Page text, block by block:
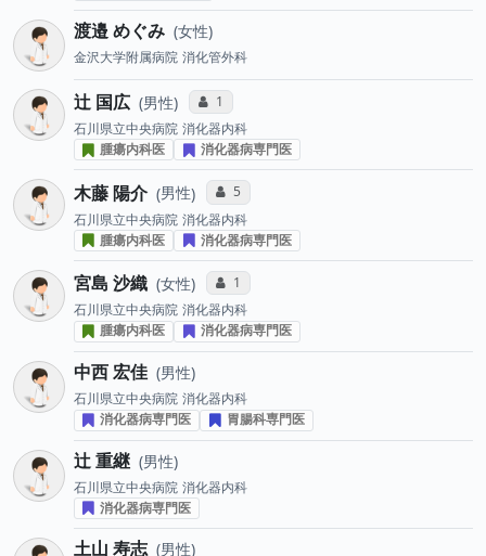
渡邉 めぐみ 女性
金沢大学附属病院 消化管外科
辻 国広 男性 コミュニケーション・タイプ投票数
1
石川県立中央病院 消化器内科
腫瘍内科医
消化器病専門医
木藤 陽介 男性 コミュニケーション・タイプ投票数
5
石川県立中央病院 消化器内科
腫瘍内科医
消化器病専門医
宮島 沙織 女性 コミュニケーション・タイプ投票数
1
石川県立中央病院 消化器内科
腫瘍内科医
消化器病専門医
中西 宏佳 男性
石川県立中央病院 消化器内科
消化器病専門医
胃腸科専門医
辻 重継 男性
石川県立中央病院 消化器内科
消化器病専門医
土山 寿志 男性